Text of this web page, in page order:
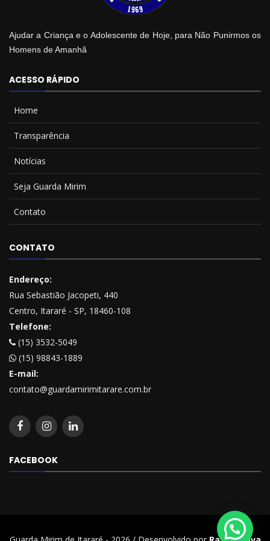
Ajudar a Criança e o Adolescente de Hoje, para Não Punirmos os
Homens de Amanhã
ACESSO RÁPIDO
Home
Transparência
Notícias
Seja Guarda Mirim
Contato
CONTATO
Endereço:
Rua Sebastião Jacopeti, 440
Centro, Itararé - SP, 18460-108
Telefone:
(15) 3532-5049
(15) 98843-1889
E-mail:
contato@guardamirimitarare.com.br
FACEBOOK